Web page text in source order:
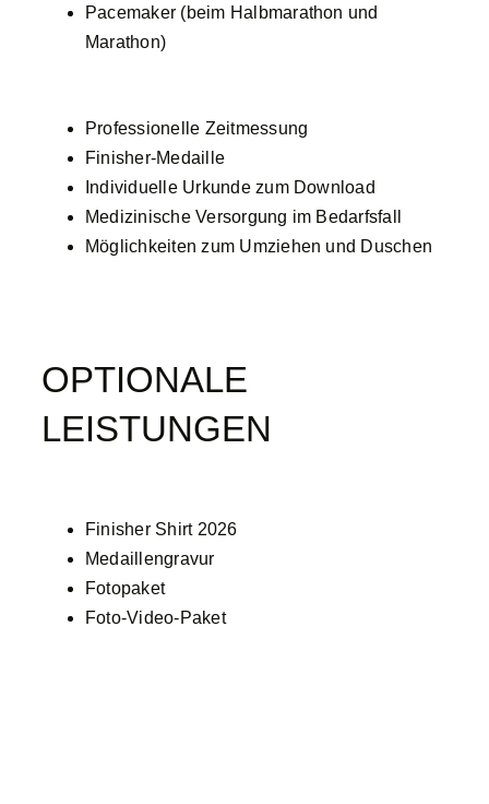
Pacemaker (beim Halbmarathon und
Marathon)
Professionelle Zeitmessung
Finisher-Medaille
Individuelle Urkunde zum Download
Medizinische Versorgung im Bedarfsfall
Möglichkeiten zum Umziehen und Duschen
OPTIONALE
LEISTUNGEN
Finisher Shirt 2026
Medaillengravur
Fotopaket
Foto-Video-Paket